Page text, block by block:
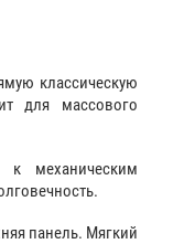
классическую
для массового
к механическим
панель. Мягкий